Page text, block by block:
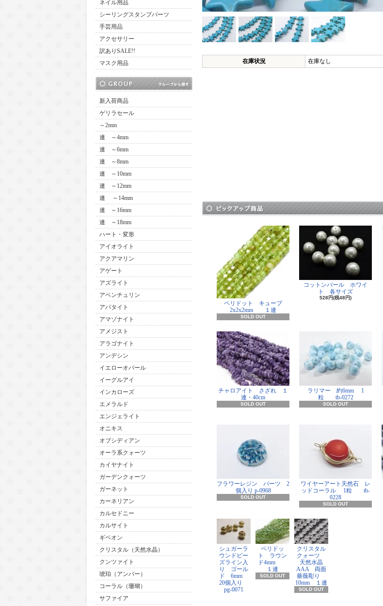
ネイル用品
シーリングスタンプパーツ
手芸用品
アクセサリー
訳ありSALE!!
マスク用品
新入荷商品
ゲリラセール
～2mm
連 ～4mm
連 ～6mm
連 ～8mm
連 ～10mm
連 ～12mm
連 ～14mm
連 ～16mm
連 ～18mm
ハート・変形
アイオライト
アクアマリン
アゲート
アズライト
アベンチュリン
アパタイト
アマゾナイト
アメジスト
アラゴナイト
アンデシン
イエローオパール
イーグルアイ
インカローズ
エメラルド
エンジェライト
オニキス
オブシディアン
オーラ系クォーツ
カイヤナイト
ガーデンクォーツ
ガーネット
カーネリアン
カルセドニー
カルサイト
ギベオン
クリスタル（天然水晶）
クンツァイト
琥珀（アンバー）
コーラル（珊瑚）
サファイア
在庫状況 在庫なし
ペリドット キューブ
2x2x2mm １連
SOLD OUT
コットンパール ホワイ
ト 各サイズ
528円(税48円)
チャロアイト さざれ １
連・40cm
SOLD OUT
ラリマー 約6mm 1
粒 tb-0272
SOLD OUT
フラワーレジン パーツ 2
個入り p-0968
SOLD OUT
ワイヤーアート天然石 レ
ッドコーラル 1粒 tb-
0228
SOLD OUT
シュガーラ
ウンドビー
ズライン入
り ゴール
ド 6mm
20個入り
pg-0071
ペリドッ
ト ラウン
ド4mm
１連
SOLD OUT
クリスタル
クォーツ
天然水晶
AAA 両面
薔薇彫り
10mm １連
SOLD OUT